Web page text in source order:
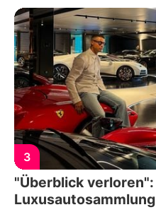
3
"Überblick
Luxusautosammlung